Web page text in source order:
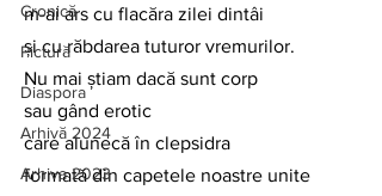
Cronică
Pictură
Diaspora
Arhivă 2024
Arhiva 2023
m-ai ars cu flacăra zilei dintâi
și cu răbdarea tuturor vremurilor.
Nu mai știam dacă sunt corp
sau gând erotic
care alunecă în clepsidra
formată din capetele noastre unite